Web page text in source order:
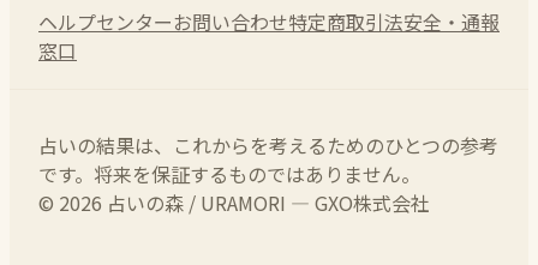
ヘルプセンターお問い合わせ特定商取引法安全・通報
窓口
占いの結果は、これからを考えるためのひとつの参考
です。将来を保証するものではありません。
© 2026 占いの森 / URAMORI — GXO株式会社